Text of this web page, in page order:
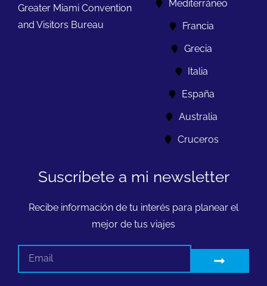
Greater Miami Convention
and Visitors Bureau
Mediterráneo
Francia
Grecia
Italia
España
Australia
Cruceros
Suscríbete a mi newsletter
Recibe información de tu interés para planear el
mejor de tus viajes